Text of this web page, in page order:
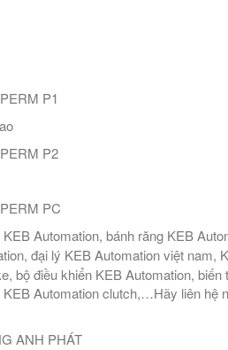
P1
P2
PC
Automation, bánh răng KEB
đại lý KEB Automation việt nam,
bộ điều khiển KEB Automation,
Automation clutch,…Hãy liên hệ
ANH PHÁT